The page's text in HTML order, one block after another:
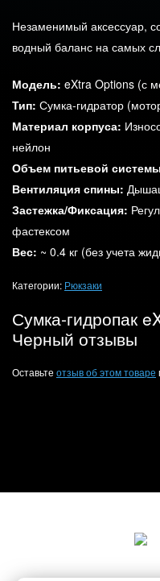
Незаменимый аксессуар,
водный баланс на самых
Модель: eXtra Options (с
Тип: Сумка-гидратор
Материал корпуса:
нейлон
Объем питьевой
Вентиляция спины:
Застежка/Фиксация:
фастексом
Вес: ~ 0.4 кг (без учета
Категории: Рюкзаки
Сумка-гидропак
Черный отзывы
Оставьте отзыв об этом товаре